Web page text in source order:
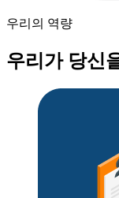
우리의 역량
우리가 당신